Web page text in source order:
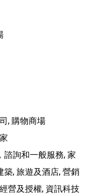
, 購物商場
諮詢和一般服務, 家
築, 旅遊及酒店, 營銷
營及授權, 資訊科技